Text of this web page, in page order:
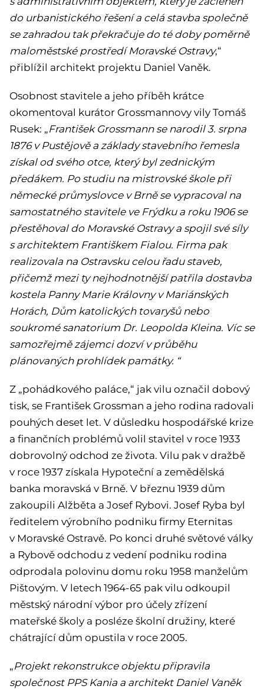
do urbanistického řešení a celá stavba společně
se zahradou tak překračuje do té doby poměrně
maloměstské prostředí Moravské Ostravy,“
přiblížil architekt projektu Daniel Vaněk.
Osobnost stavitele a jeho příběh krátce
okomentoval kurátor Grossmannovy vily Tomáš
Rusek: „František Grossmann se narodil 3. srpna
1876 v Pustějově a základy stavebního řemesla
získal od svého otce, který byl zednickým
předákem. Po studiu na mistrovské škole při
německé průmyslovce v Brně se vypracoval na
samostatného stavitele ve Frýdku a roku 1906 se
přestěhoval do Moravské Ostravy a spojil své síly
s architektem Františkem Fialou. Firma pak
realizovala na Ostravsku celou řadu staveb,
přičemž mezi ty nejhodnotnější patřila dostavba
kostela Panny Marie Královny v Mariánských
Horách, Dům katolických tovaryšů nebo
soukromé sanatorium Dr. Leopolda Kleina. Víc se
samozřejmě zájemci dozví v průběhu
plánovaných prohlídek památky. “
Z „pohádkového paláce,“ jak vilu označil dobový
tisk, se František Grossman a jeho rodina radovali
pouhých deset let. V důsledku hospodářské krize
a finančních problémů volil stavitel v roce 1933
dobrovolný odchod ze života. Vilu pak v dražbě
v roce 1937 získala Hypoteční a zemědělská
banka moravská v Brně. V březnu 1939 dům
zakoupili Alžběta a Josef Rybovi. Josef Ryba byl
ředitelem výrobního podniku firmy Eternitas
v Moravské Ostravě. Po konci druhé světové války
a Rybově odchodu z vedení podniku rodina
odprodala polovinu domu roku 1958 manželům
Pištovým. V letech 1964-65 pak vilu odkoupil
městský národní výbor pro účely zřízení
mateřské školy a posléze školní družiny, které
chátrající dům opustila v roce 2005.
„Projekt rekonstrukce objektu připravila
společnost PPS Kania a architekt Daniel Vaněk